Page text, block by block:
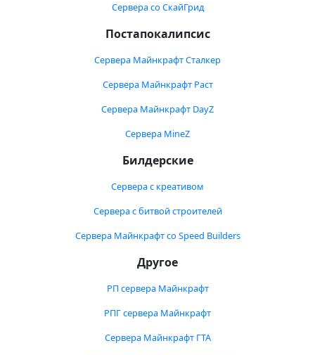
Сервера со СкайГрид
Постапокалипсис
Сервера Майнкрафт Сталкер
Сервера Майнкрафт Раст
Сервера Майнкрафт DayZ
Сервера MineZ
Билдерские
Сервера с креативом
Сервера с битвой строителей
Сервера Майнкрафт со Speed Builders
Другое
РП сервера Майнкрафт
РПГ сервера Майнкрафт
Сервера Майнкрафт ГТА